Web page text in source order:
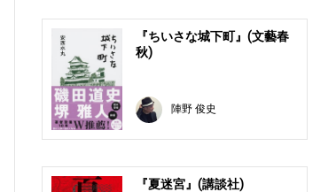
『ちいさな城下町』(文藝春
秋)
陣野 俊史
『夏迷宮』(講談社)